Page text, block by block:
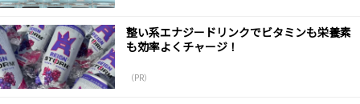
整い系エナジードリンクでビタミンも栄養素
も効率よくチャージ！
（PR）